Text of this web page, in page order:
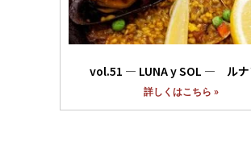
vol.51 ― LUNA y SOL ― ルナ
詳しくはこちら »